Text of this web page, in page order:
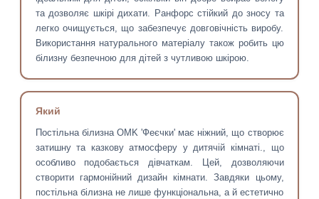
та дозволяє шкірі дихати. Ранфорс стійкий до зносу та
легко очищується, що забезпечує довговічність виробу.
Використання натурального матеріалу також робить цю
білизну безпечною для дітей з чутливою шкірою.
Який
Постільна білизна OMK 'Феєчки' має ніжний, що створює
затишну та казкову атмосферу у дитячій кімнаті., що
особливо подобається дівчаткам. Цей, дозволяючи
створити гармонійний дизайн кімнати. Завдяки цьому,
постільна білизна не лише функціональна, а й естетично